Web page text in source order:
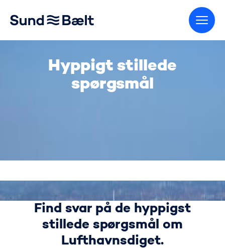
Hyppigt stillede
spørgsmål
Find svar på de hyppigst
stillede spørgsmål om
Lufthavnsdiget.